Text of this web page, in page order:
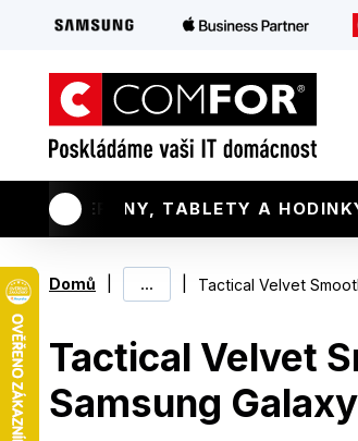
TELEFONY, TABLETY A
Domů ... Tactical Velvet
Tactical Velvet
Samsung